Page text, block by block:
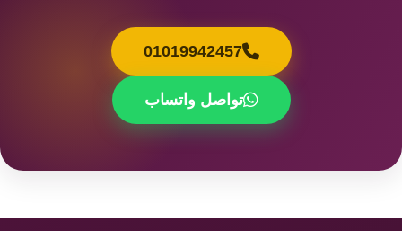
01019942457
تواصل واتساب